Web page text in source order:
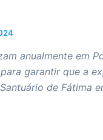
anualmente em
garantir que a
de Fátima